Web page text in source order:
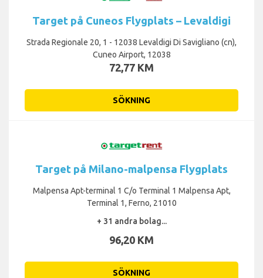
Target på Cuneos Flygplats – Levaldigi
Strada Regionale 20, 1 - 12038 Levaldigi Di Savigliano (cn),
Cuneo Airport, 12038
72,77 KM
SÖKNING
Target på Milano-malpensa Flygplats
Malpensa Apt-terminal 1 C/o Terminal 1 Malpensa Apt,
Terminal 1, Ferno, 21010
+ 31 andra bolag...
96,20 KM
SÖKNING